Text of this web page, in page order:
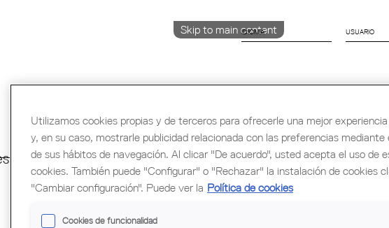
Skip to main content
IDIOMA
ESPAÑOL
Formación y Ocupación Cultura
Congreso
Utilizamos cookies propias y de terceros para ofrecerle una mejor
y, en su caso, mostrarle publicidad relacionada con las preferencias mediante
de sus hábitos de navegación. Al clicar "De acuerdo", usted acepta el uso de
cookies. También puede "Configurar" o "Rechazar" la instalación de cookies
"Cambiar configuración". Puede ver la Política de cookies
Cookies de funcionalidad